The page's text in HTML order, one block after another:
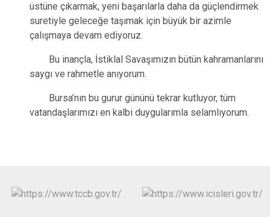
üstüne çıkarmak, yeni başarılarla daha da güçlendirmek
suretiyle geleceğe taşımak için büyük bir azimle
çalışmaya devam ediyoruz.
Bu inançla, İstiklal Savaşımızın bütün kahramanlarını
saygı ve rahmetle anıyorum.
Bursa’nın bu gurur gününü tekrar kutluyor, tüm
vatandaşlarımızı en kalbi duygularımla selamlıyorum.